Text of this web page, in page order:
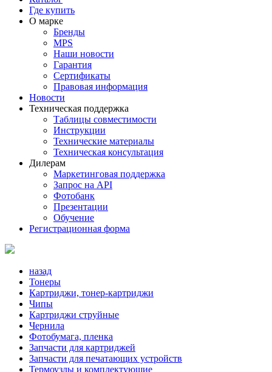
Где купить
О марке
Бренды
MPS
Наши новости
Гарантия
Сертификаты
Правовая информация
Новости
Техническая поддержка
Таблицы совместимости
Инструкции
Технические материалы
Техническая консультация
Дилерам
Маркетинговая поддержка
Запрос на API
Фотобанк
Презентации
Обучение
Регистрационная форма
назад
Тонеры
Картриджи, тонер-картриджи
Чипы
Картриджи струйные
Чернила
Фотобумага, пленка
Запчасти для картриджей
Запчасти для печатающих устройств
Термоузлы и комплектующие